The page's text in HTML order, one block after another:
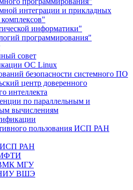
интеграции и прикладных
информатики"
программирования"
совет
ОС Linux
безопасности системного ПО
центр доверенного
интеллекта
по параллельным и
вычислениям
пользования ИСП РАН
ИСП РАН
МГУ
ВШЭ